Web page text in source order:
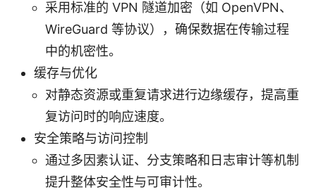
采用标准的 VPN 隧道加密（如 OpenVPN、
WireGuard 等协议），确保数据在传输过程
中的机密性。
缓存与优化
对静态资源或重复请求进行边缘缓存，提高重
复访问时的响应速度。
安全策略与访问控制
通过多因素认证、分支策略和日志审计等机制
提升整体安全性与可审计性。